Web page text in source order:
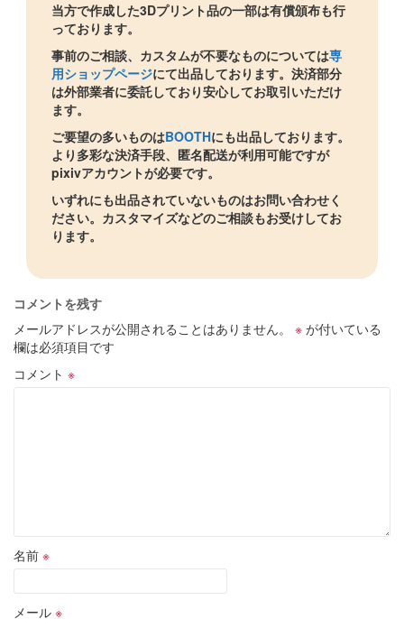
当方で作成した3Dプリント品の一部は有償頒布も行
っております。
事前のご相談、カスタムが不要なものについては専
用ショップページにて出品しております。決済部分
は外部業者に委託しており安心してお取引いただけ
ます。
ご要望の多いものはBOOTHにも出品しております。
より多彩な決済手段、匿名配送が利用可能ですが
pixivアカウントが必要です。
いずれにも出品されていないものはお問い合わせく
ださい。カスタマイズなどのご相談もお受けしてお
ります。
コメントを残す
メールアドレスが公開されることはありません。
※ が付いている
欄は必須項目です
コメント ※
名前 ※
メール ※